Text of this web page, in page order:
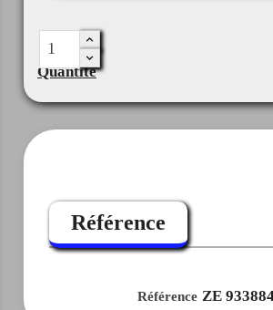
Quantité
Référence
Référence ZE